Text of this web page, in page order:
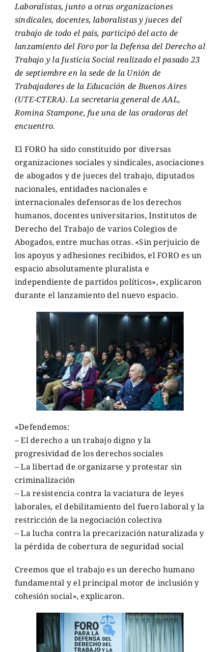
Laboralistas, junto a otras organizaciones
sindicales, docentes, laboralistas y jueces del
trabajo de todo el país, participó del acto de
lanzamiento del Foro por la Defensa del Derecho al
Trabajo y la Justicia Social realizado el pasado 23
de septiembre en la sede de la Unión de
Trabajadores de la Educación de Buenos Aires
(UTE-CTERA). La secretaria general de AAL,
Romina Stampone, fue una de las oradoras del
encuentro.
El FORO ha sido constituido por diversas
organizaciones sociales y sindicales, asociaciones
de abogados y de jueces del trabajo, diputados
nacionales, entidades nacionales e
internacionales defensoras de los derechos
humanos, docentes universitarios, Institutos de
Derecho del Trabajo de varios Colegios de
Abogados, entre muchas otras. «Sin perjuicio de
los apoyos y adhesiones recibidos, el FORO es un
espacio absolutamente pluralista e
independiente de partidos políticos», explicaron
durante el lanzamiento del nuevo espacio.
«Defendemos:
– El derecho a un trabajo digno y la
progresividad de los derechos sociales
– La libertad de organizarse y protestar sin
criminalización
– La resistencia contra la vaciatura de leyes
laborales, el debilitamiento del fuero laboral y la
restricción de la negociación colectiva
– La lucha contra la precarización naturalizada y
la pérdida de cobertura de seguridad social
Creemos que el trabajo es un derecho humano
fundamental y el principal motor de inclusión y
cohesión social», explicaron.